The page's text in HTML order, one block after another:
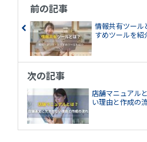
前の記事
情報共有ツール
すめツールを紹
次の記事
店舗マニュアル
い理由と作成の